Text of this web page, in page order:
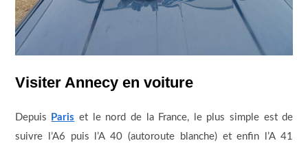
Visiter Annecy en voiture
Depuis Paris et le nord de la France, le plus simple est de
suivre l’A6 puis l’A 40 (autoroute blanche) et enfin l’A 41